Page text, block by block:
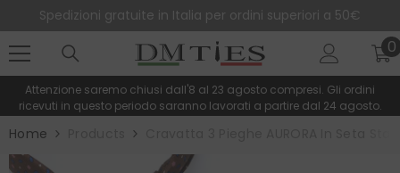
Spedizioni gratuite in Italia per ordini superiori a 50€
00
Attenzione saremo chiusi dall'8 al 23 agosto compresi. Gli ordini
ricevuti in questo periodo saranno lavorati a partire dal 24 agosto.
Home